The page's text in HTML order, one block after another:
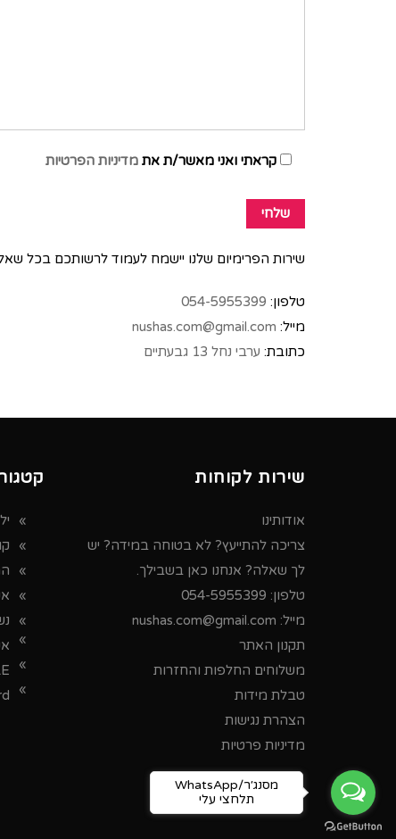
קראתי ואני מאשר/ת את מדיניות הפרטיות
שירות הפרימיום שלנו יישמח לעמוד לרשותכם בכל
טלפון: 054-5955399
מייל: nushas.com@gmail.com
כתובת: ערבי נחל 13 גבעתיים
שירות לקוחות
אודותינו
צריכה להתייעץ? לא בטוחה במידה? יש
לך שאלה? אנחנו כאן בשבילך.
טלפון: 054-5955399
מייל: nushas.com@gmail.com
תקנון האתר
משלוחים החלפות והחזרות
טבלת מידות
הצהרת נגישות
מדיניות פרטיות
WhatsApp/מסנג׳ר
תלחצי עלי